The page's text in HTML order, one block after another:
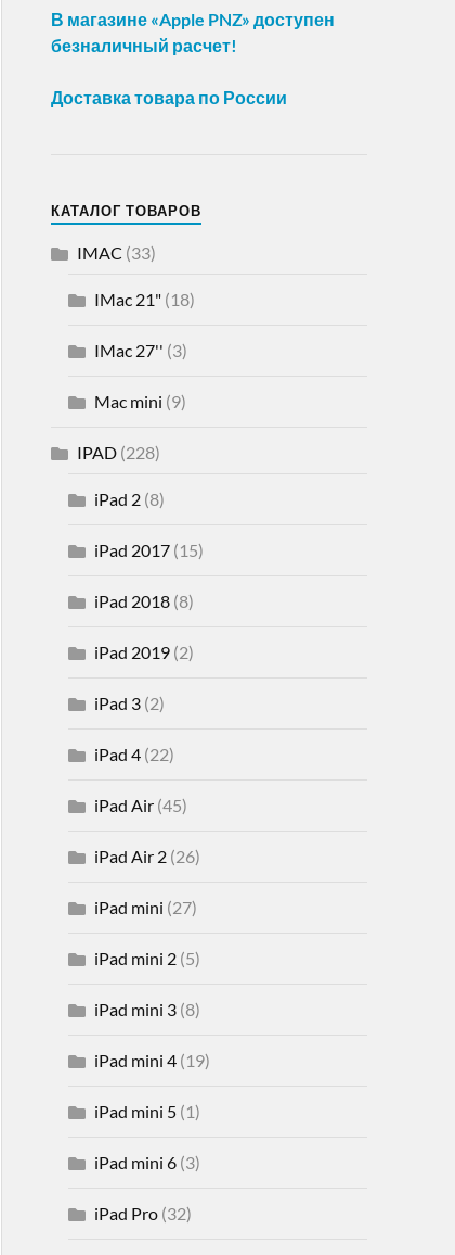
В магазине «Apple PNZ» доступен
безналичный расчет!
Доставка товара по России
КАТАЛОГ ТОВАРОВ
IMAC (33)
IMac 21"(18)
IMac 27'' (3)
Mac mini (9)
IPAD(228)
iPad 2(8)
iPad 2017(15)
iPad 2018(8)
iPad 2019(2)
iPad 3(2)
iPad 4(22)
iPad Air(45)
iPad Air 2(26)
iPad mini (27)
iPad mini 2(5)
iPad mini 3(8)
iPad mini 4(19)
iPad mini 5(1)
iPad mini 6(3)
iPad Pro(32)